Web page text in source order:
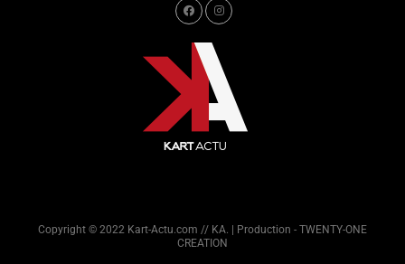
Copyright © 2022 Kart-Actu.com // KA. | Production - TWENTY-ONE
CREATION